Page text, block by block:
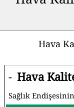
Hava
- Hava
Sağlık